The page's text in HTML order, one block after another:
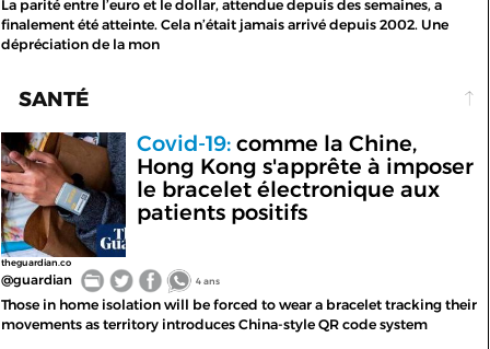
La parité entre l’euro et le dollar, attendue depuis des semaines, a
finalement été atteinte. Cela n’était jamais arrivé depuis 2002. Une
dépréciation de la mon
SANTÉ
theguardian.co
Covid-19:comme la Chine,
Hong Kong s'apprête à imposer
le bracelet électronique aux
patients positifs
@guardian 4 ans
Those in home isolation will be forced to wear a bracelet tracking their
movements as territory introduces China-style QR code system